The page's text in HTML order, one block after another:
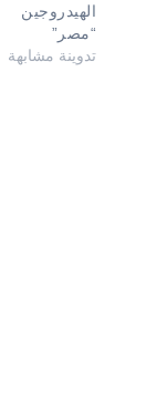
“مصر”
تدوينة مشابهة